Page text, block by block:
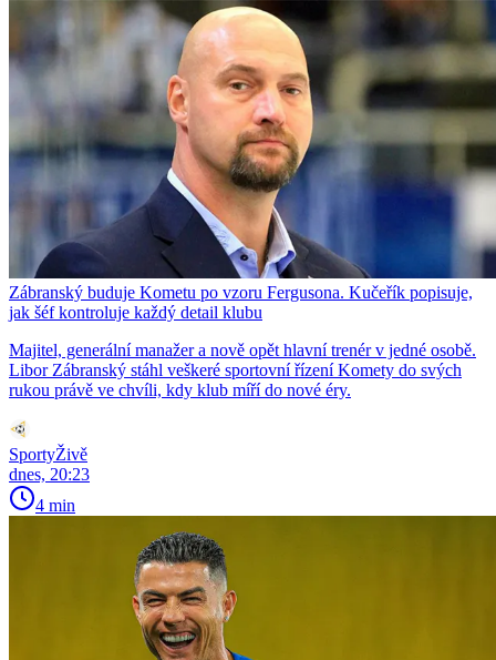
Zábranský buduje Kometu po vzoru Fergusona. Kučeřík popisuje,
jak šéf kontroluje každý detail klubu
Majitel, generální manažer a nově opět hlavní trenér v jedné osobě.
Libor Zábranský stáhl veškeré sportovní řízení Komety do svých
rukou právě ve chvíli, kdy klub míří do nové éry.
SportyŽivě
dnes, 20:23
4 min